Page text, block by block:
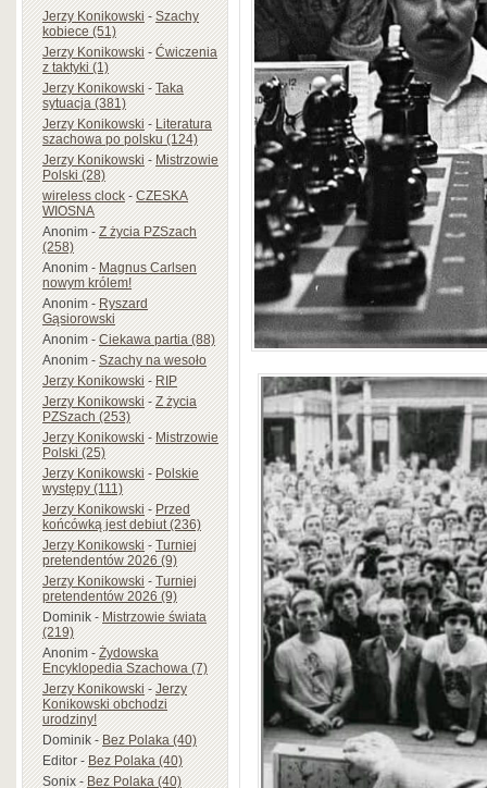
Jerzy Konikowski-Szachy
kobiece (51)
Jerzy Konikowski-Ćwiczenia
z taktyki (1)
Jerzy Konikowski-Taka
sytuacja (381)
Jerzy Konikowski-Literatura
szachowa po polsku (124)
Jerzy Konikowski-Mistrzowie
Polski (28)
wireless clock-CZESKA
WIOSNA
Anonim-Z życia PZSzach
(258)
Anonim-Magnus Carlsen
nowym królem!
Anonim-Ryszard
Gąsiorowski
Anonim-Ciekawa partia (88)
Anonim-Szachy na wesoło
Jerzy Konikowski-RIP
Jerzy Konikowski-Z życia
PZSzach (253)
Jerzy Konikowski-Mistrzowie
Polski (25)
Jerzy Konikowski-Polskie
występy (111)
Jerzy Konikowski-Przed
końcówką jest debiut (236)
Jerzy Konikowski-Turniej
pretendentów 2026 (9)
Jerzy Konikowski-Turniej
pretendentów 2026 (9)
Dominik-Mistrzowie świata
(219)
Anonim-Żydowska
Encyklopedia Szachowa (7)
Jerzy Konikowski-Jerzy
Konikowski obchodzi
urodziny!
Dominik-Bez Polaka (40)
Editor-Bez Polaka (40)
Sonix-Bez Polaka (40)